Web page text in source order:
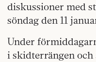
diskussioner med
söndag den 11
Under
i skidterrängen